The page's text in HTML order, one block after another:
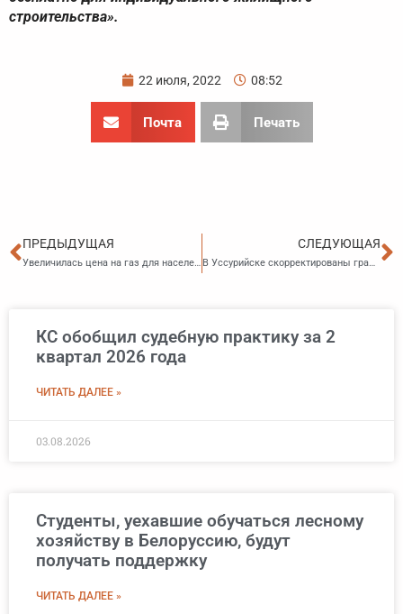
строительства».
22 июля, 2022 08:52
Почта Печать
Пред
ПРЕДЫДУЩАЯ
Увеличилась цена на газ для населения Приморья
СЛЕДУЮЩАЯ
В Уссурийске скорректированы градостроительные регламенты
КС обобщил судебную практику за 2
квартал 2026 года
ЧИТАТЬ ДАЛЕЕ »
03.08.2026
Студенты, уехавшие обучаться лесному
хозяйству в Белоруссию, будут
получать поддержку
ЧИТАТЬ ДАЛЕЕ »